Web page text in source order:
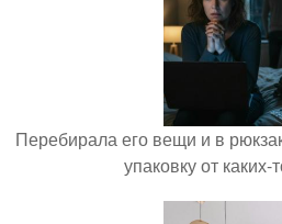
Перебирала его вещи и в
упаковку от каких-